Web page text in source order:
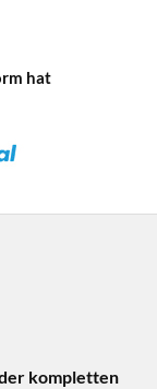
hat
kompletten